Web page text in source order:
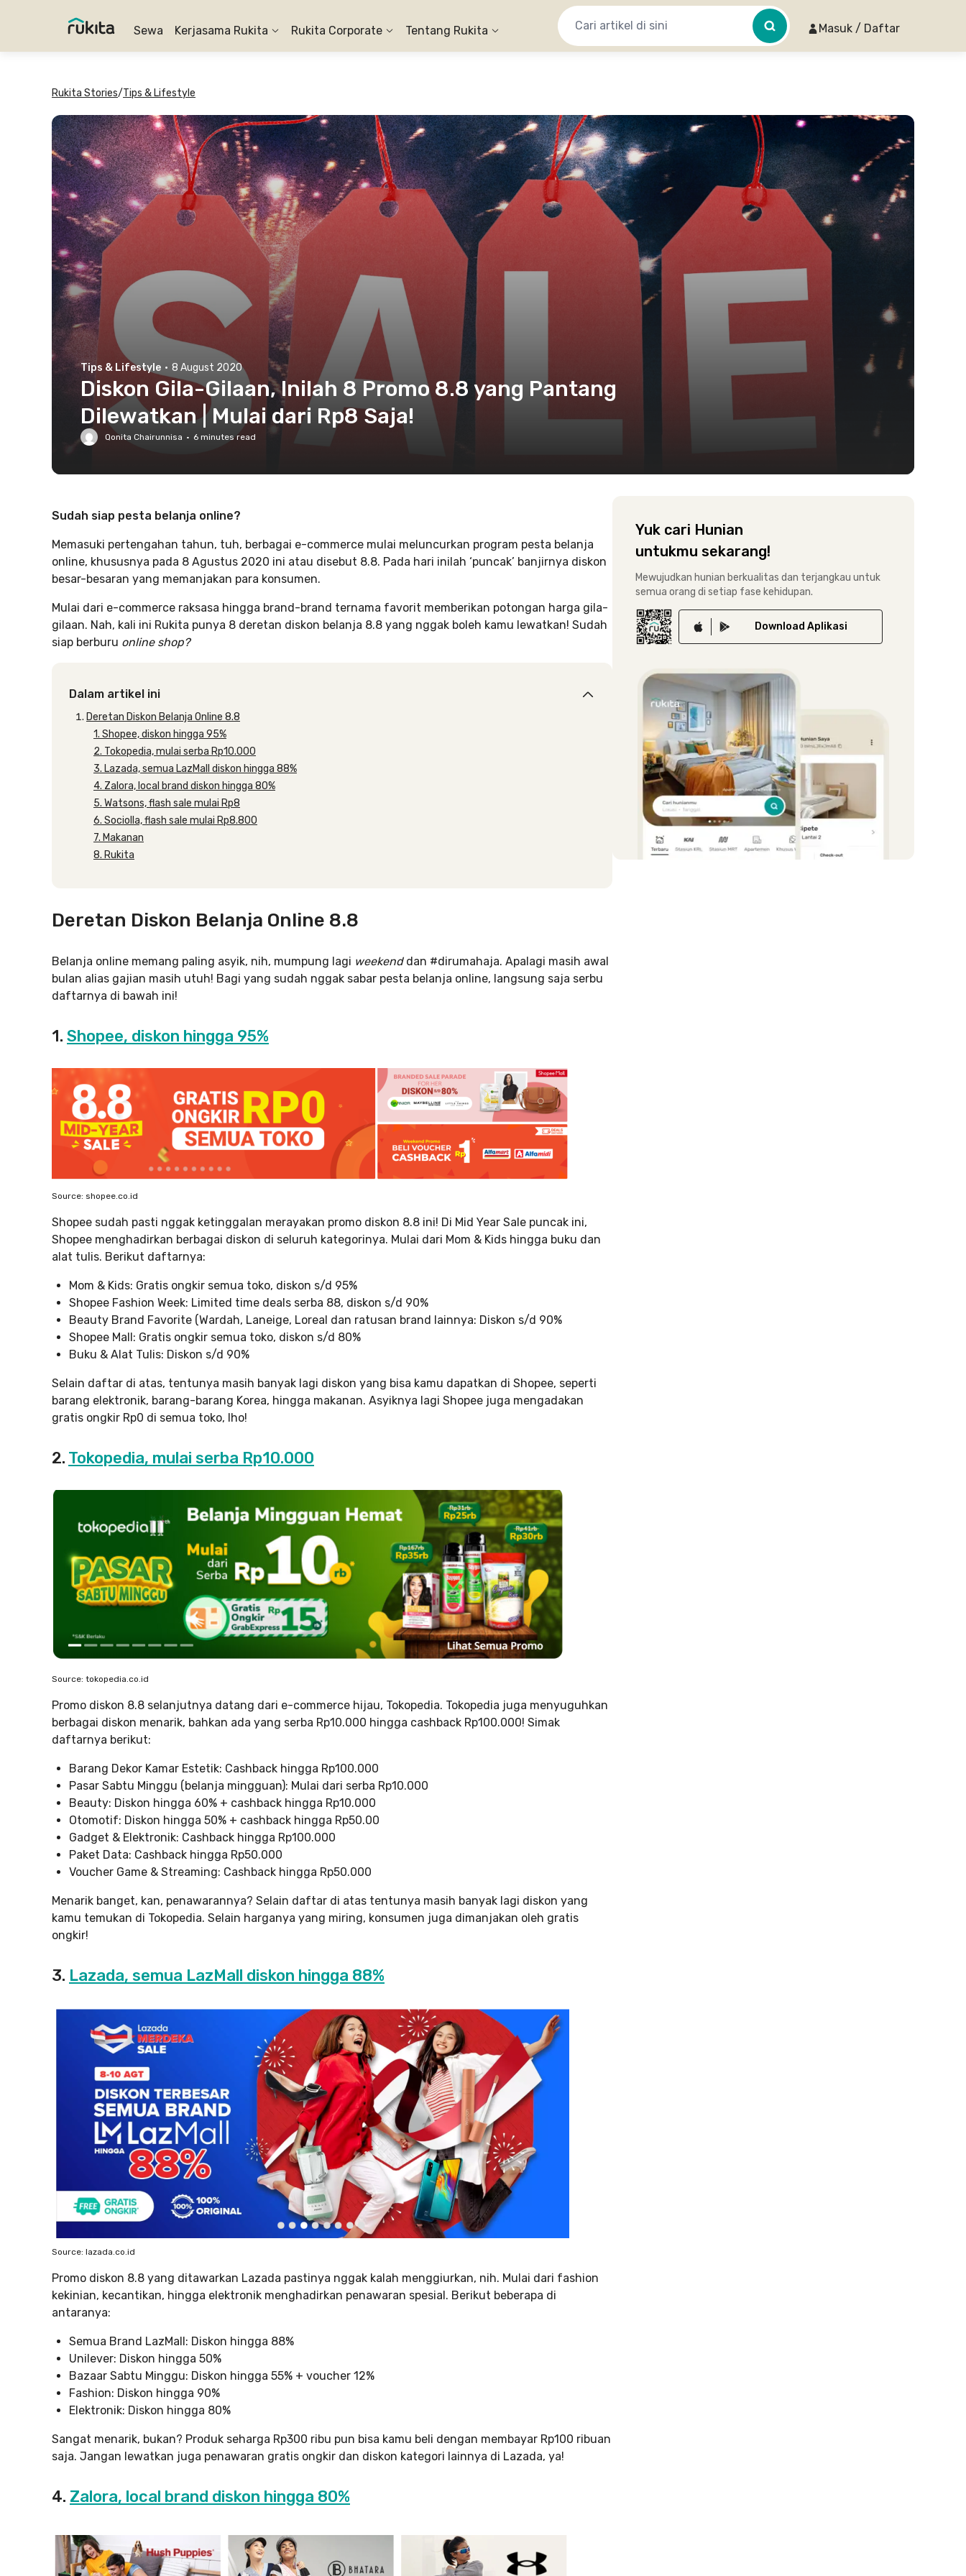
Sewa Kerjasama Rukita Rukita Corporate Tentang Rukita Masuk / Daftar
Rukita Stories/Tips & Lifestyle
Tips & Lifestyle · 8 August 2020
Diskon Gila-Gilaan, Inilah 8 Promo 8.8 yang Pantang
Dilewatkan | Mulai dari Rp8 Saja!
Qonita Chairunnisa · 6 minutes read
Sudah siap pesta belanja online?
Memasuki pertengahan tahun, tuh, berbagai e-commerce mulai meluncurkan program pesta belanja
online, khususnya pada 8 Agustus 2020 ini atau disebut 8.8. Pada hari inilah ‘puncak’ banjirnya diskon
besar-besaran yang memanjakan para konsumen.
Mulai dari e-commerce raksasa hingga brand-brand ternama favorit memberikan potongan harga gila-
gilaan. Nah, kali ini Rukita punya 8 deretan diskon belanja 8.8 yang nggak boleh kamu lewatkan! Sudah
siap berburu online shop?
Dalam artikel ini
Deretan Diskon Belanja Online 8.8
1. Shopee, diskon hingga 95%
2. Tokopedia, mulai serba Rp10.000
3. Lazada, semua LazMall diskon hingga 88%
4. Zalora, local brand diskon hingga 80%
5. Watsons, flash sale mulai Rp8
6. Sociolla, flash sale mulai Rp8.800
7. Makanan
8. Rukita
Deretan Diskon Belanja Online 8.8
Belanja online memang paling asyik, nih, mumpung lagi weekend dan #dirumahaja. Apalagi masih awal
bulan alias gajian masih utuh! Bagi yang sudah nggak sabar pesta belanja online, langsung saja serbu
daftarnya di bawah ini!
1. Shopee, diskon hingga 95%
Source: shopee.co.id
Shopee sudah pasti nggak ketinggalan merayakan promo diskon 8.8 ini! Di Mid Year Sale puncak ini,
Shopee menghadirkan berbagai diskon di seluruh kategorinya. Mulai dari Mom & Kids hingga buku dan
alat tulis. Berikut daftarnya:
Mom & Kids: Gratis ongkir semua toko, diskon s/d 95%
Shopee Fashion Week: Limited time deals serba 88, diskon s/d 90%
Beauty Brand Favorite (Wardah, Laneige, Loreal dan ratusan brand lainnya: Diskon s/d 90%
Shopee Mall: Gratis ongkir semua toko, diskon s/d 80%
Buku & Alat Tulis: Diskon s/d 90%
Selain daftar di atas, tentunya masih banyak lagi diskon yang bisa kamu dapatkan di Shopee, seperti
barang elektronik, barang-barang Korea, hingga makanan. Asyiknya lagi Shopee juga mengadakan
gratis ongkir Rp0 di semua toko, lho!
2. Tokopedia, mulai serba Rp10.000
Source: tokopedia.co.id
Promo diskon 8.8 selanjutnya datang dari e-commerce hijau, Tokopedia. Tokopedia juga menyuguhkan
berbagai diskon menarik, bahkan ada yang serba Rp10.000 hingga cashback Rp100.000! Simak
daftarnya berikut:
Barang Dekor Kamar Estetik: Cashback hingga Rp100.000
Pasar Sabtu Minggu (belanja mingguan): Mulai dari serba Rp10.000
Beauty: Diskon hingga 60% + cashback hingga Rp10.000
Otomotif: Diskon hingga 50% + cashback hingga Rp50.00
Gadget & Elektronik: Cashback hingga Rp100.000
Paket Data: Cashback hingga Rp50.000
Voucher Game & Streaming: Cashback hingga Rp50.000
Menarik banget, kan, penawarannya? Selain daftar di atas tentunya masih banyak lagi diskon yang
kamu temukan di Tokopedia. Selain harganya yang miring, konsumen juga dimanjakan oleh gratis
ongkir!
3. Lazada, semua LazMall diskon hingga 88%
Source: lazada.co.id
Promo diskon 8.8 yang ditawarkan Lazada pastinya nggak kalah menggiurkan, nih. Mulai dari fashion
kekinian, kecantikan, hingga elektronik menghadirkan penawaran spesial. Berikut beberapa di
antaranya:
Semua Brand LazMall: Diskon hingga 88%
Unilever: Diskon hingga 50%
Bazaar Sabtu Minggu: Diskon hingga 55% + voucher 12%
Fashion: Diskon hingga 90%
Elektronik: Diskon hingga 80%
Sangat menarik, bukan? Produk seharga Rp300 ribu pun bisa kamu beli dengan membayar Rp100 ribuan
saja. Jangan lewatkan juga penawaran gratis ongkir dan diskon kategori lainnya di Lazada, ya!
4. Zalora, local brand diskon hingga 80%
Yuk cari Hunian
untukmu sekarang!
Mewujudkan hunian berkualitas dan terjangkau untuk
semua orang di setiap fase kehidupan.
Download Aplikasi